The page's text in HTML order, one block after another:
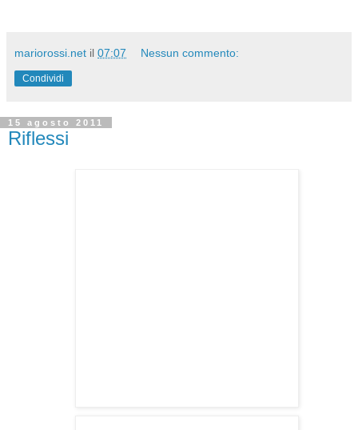
mariorossi.net il 07:07 Nessun commento:
Condividi
15 agosto 2011
Riflessi